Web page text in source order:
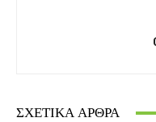
ΣΧΕΤΙΚΆ ΆΡΘΡΑ